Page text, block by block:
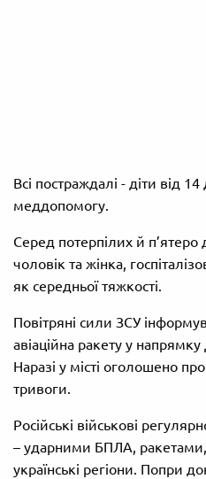
Всі постраждалі - діти від
меддопомогу.
Серед потерпілих й
чоловік та жінка,
як середньої тяжкості.
Повітряні сили ЗСУ
авіаційна ракету у
Наразі у місті оголошено
тривоги.
Російські військові
– ударними БПЛА,
українські регіони. Попри